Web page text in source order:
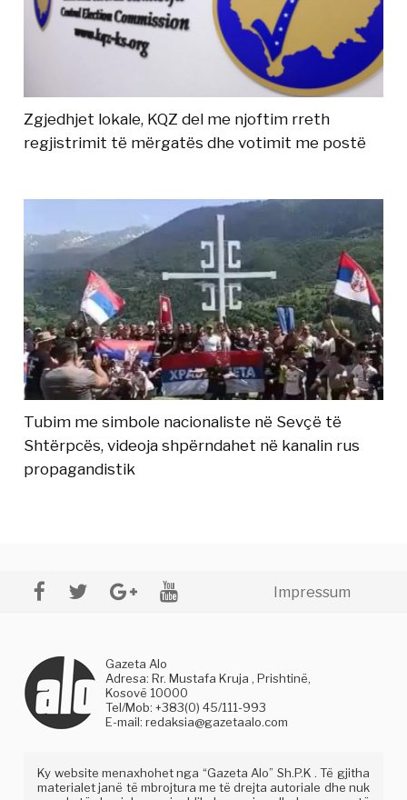
Zgjedhjet lokale, KQZ del me njoftim rreth
regjistrimit të mërgatës dhe votimit me postë
Tubim me simbole nacionaliste në Sevçë të
Shtërpcës, videoja shpërndahet në kanalin rus
propagandistik
Impressum
Gazeta Alo
Adresa: Rr. Mustafa Kruja , Prishtinë,
Kosovë 10000
Tel/Mob: +383(0) 45/111-993
E-mail:redaksia@gazetaalo.com
Ky website menaxhohet nga “Gazeta Alo” Sh.P.K . Të gjitha
materialet janë të mbrojtura me të drejta autoriale dhe nuk